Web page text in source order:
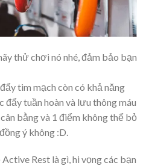
thử chơi nó nhé, đảm bảo bạn
tim mạch còn có khả năng
đẩy tuần hoàn và lưu thông máu
bằng và 1 điểm không thể bỏ
ý không :D.
Rest là gì, hi vọng các bạn